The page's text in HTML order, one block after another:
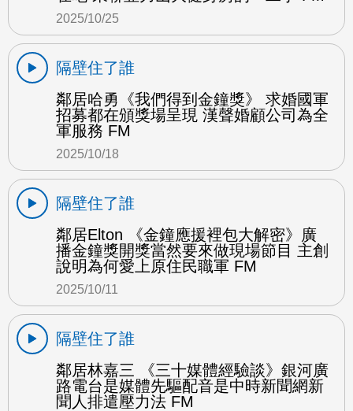
2025/10/25
隔壁住了誰
鄰居哈勇《我們得到金鐘獎》 求婚國軍
招募都在頒獎場呈現 漢聲婚顧公司為全
軍服務 FM
2025/10/18
隔壁住了誰
鄰居Elton 《金鐘應援裡包大解密》廣
播金鐘獎開獎當然要來做現場節目 主創
說明為何愛上原住民職軍 FM
2025/10/11
隔壁住了誰
鄰居林嘉三 《三十媒體經驗談》銀河廣
路電台是媒體先驅配音是中時新聞網新
聞人排遣壓力法 FM